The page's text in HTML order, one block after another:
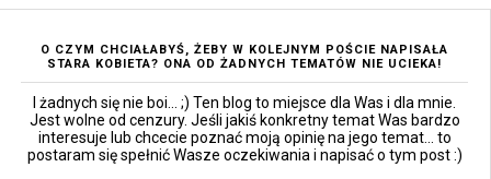
O CZYM CHCIAŁABYŚ, ŻEBY W KOLEJNYM POŚCIE NAPISAŁA
STARA KOBIETA? ONA OD ŻADNYCH TEMATÓW NIE UCIEKA!
I żadnych się nie boi... ;) Ten blog to miejsce dla Was i dla mnie.
Jest wolne od cenzury. Jeśli jakiś konkretny temat Was bardzo
interesuje lub chcecie poznać moją opinię na jego temat... to
postaram się spełnić Wasze oczekiwania i napisać o tym post :)